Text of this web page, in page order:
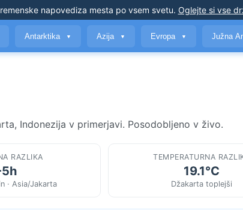
napovediza mesta po vsem svetu. Oglejte si vse
Antarktika ▼ Azija ▼ Evropa ▼ Južna
Indonezija v primerjavi. Posodobljeno v živo.
RAZLIKA
· Asia/Jakarta
TEMPERATURNA
19.1°C
Džakarta toplejši